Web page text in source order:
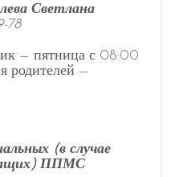
Светлана
78
— пятница с 08:00
родителей —
(в случае
ППМС